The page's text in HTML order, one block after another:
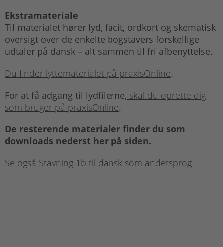
Ekstramateriale
Til materialet hører lyd, facit, ordkort og skematisk
oversigt over de enkelte bogstavers forskellige
udtaler på dansk – alt sammen til fri afbenyttelse.
Du finder lyttematerialet på praxisOnline.
For at få adgang til lydfilerne, skal du oprette dig
som bruger på praxisOnline.
De resterende materialer finder du som
downloads nederst her på siden.
Se også Stavning 1b til dansk som andetsprog